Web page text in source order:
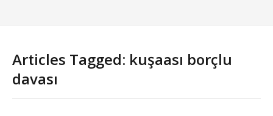
Articles Tagged: kuşaası borçlu
davası